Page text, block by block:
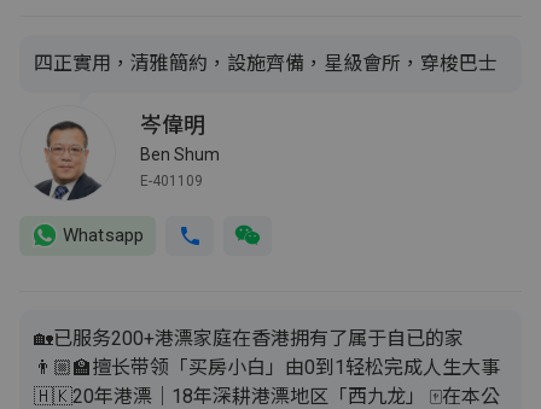
四正實用，清雅簡約，設施齊備，星級會所，穿梭巴士
岑偉明
Ben Shum
E-401109
Whatsapp
🏡已服务200+港漂家庭在香港拥有了属于自已的家
👨🏼‍🏫擅长带领「买房小白」由0到1轻松完成人生大事
🇭🇰20年港漂｜18年深耕港漂地区「西九龙」 🀄️在本公